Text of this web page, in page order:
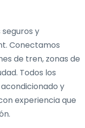
y
. Conectamos
de tren, zonas de
Todos los
y
experiencia que